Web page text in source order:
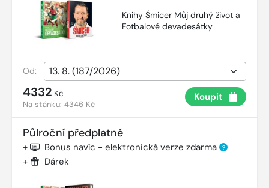
Knihy Šmicer Můj druhý život a
Fotbalové devadesátky
Od:
4332 Kč
Na stánku:4346 Kč
Koupit
Půlroční předplatné
+ Bonus navíc - elektronická verze zdarma ?
+ Dárek